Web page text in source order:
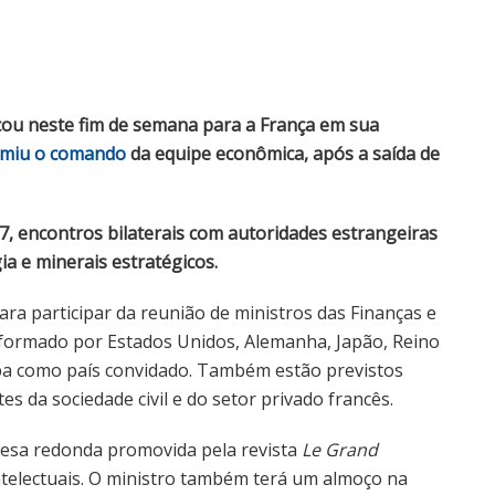
neste fim de semana para a França em sua
o comandoda equipe econômica, após a saída de
encontros bilaterais com autoridades estrangeiras
e minerais estratégicos.
participar da reunião de ministros das Finanças e
por Estados Unidos, Alemanha, Japão, Reino
como país convidado. Também estão previstos
da sociedade civil e do setor privado francês.
redonda promovida pela revista Le Grand
O ministro também terá um almoço na